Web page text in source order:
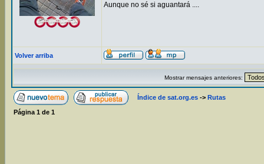
Aunque no sé si aguantará ....
Volver arriba
Mostrar mensajes anteriores:
Índice de sat.org.es -> Rutas
Página 1 de 1